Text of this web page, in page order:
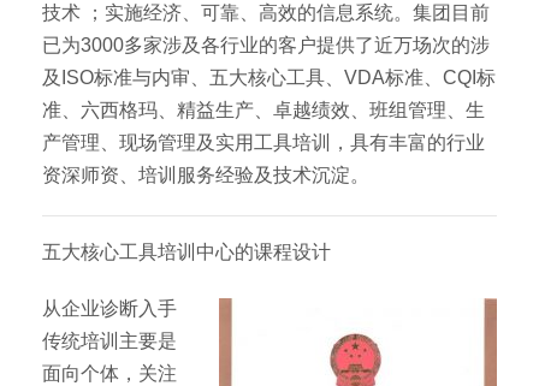
技术 ；实施经济、可靠、高效的信息系统。集团目前
已为3000多家涉及各行业的客户提供了近万场次的涉
及ISO标准与内审、五大核心工具、VDA标准、CQI标
准、六西格玛、精益生产、卓越绩效、班组管理、生
产管理、现场管理及实用工具培训，具有丰富的行业
资深师资、培训服务经验及技术沉淀。
五大核心工具培训中心的课程设计
从企业诊断入手
传统培训主要是
面向个体，关注